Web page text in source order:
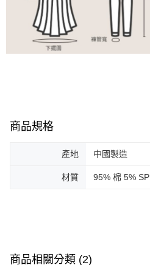
商品規格
產地 中國製造
材質 95% 棉 5% SP
商品相關分類 (2)